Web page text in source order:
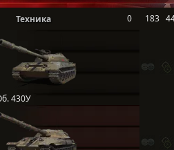
Техника 0 183
430У